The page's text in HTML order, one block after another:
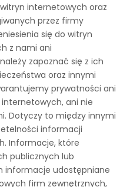
internetowych oraz
przez firmy
się do witryn
z nami ani
zapoznać się z ich
oraz innymi
prywatności ani
ani nie
Dotyczy to między innymi
informacji
Informacje, które
publicznych lub
informacje udostępniane
firm zewnętrznych,